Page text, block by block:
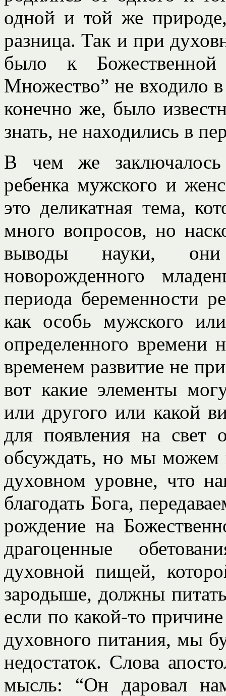
одной и той же
разница. Так и при
было к
Множество” не входило
конечно же, было
знать, не находились в
В чем же
ребенка мужского и
это деликатная тема,
много вопросов, но
выводы науки,
новорожденного
периода беременности
как особь мужского
определенного времени
временем развитие не
вот какие элементы
или другого или какой
для появления на свет
обсуждать, но мы можем
духовном уровне, что
благодать Бога,
рождение на
драгоценные
духовной пищей,
зародыше, должны
если по какой-то
духовного питания, мы
недостаток. Слова
мысль: “Он даровал